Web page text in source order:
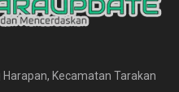
Kecamatan Tarakan